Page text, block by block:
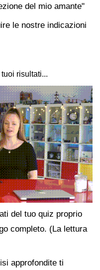
del mio amante"
le nostre indicazioni
risultati...
del tuo quiz proprio
completo. (La lettura
approfondite ti